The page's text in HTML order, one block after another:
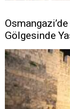
Gölgesinde